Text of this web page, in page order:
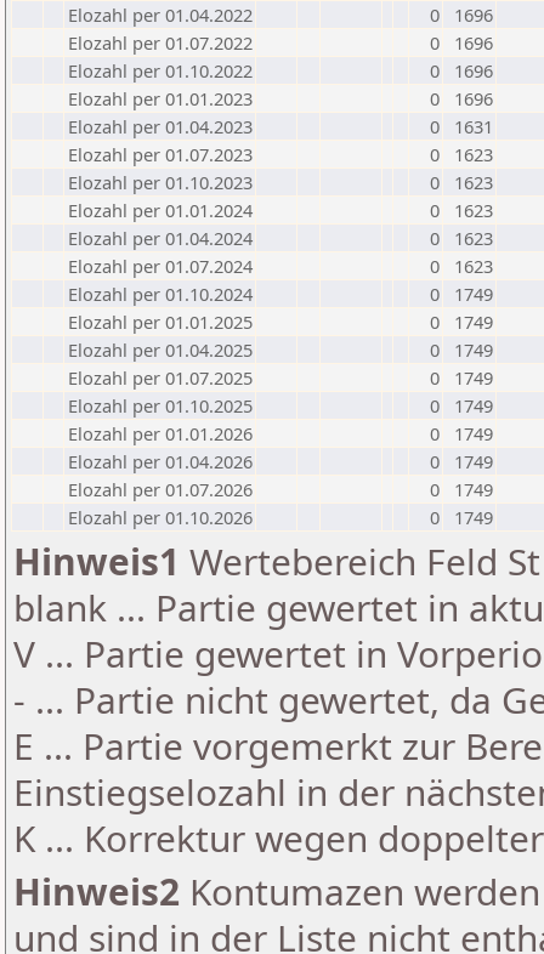
Elozahl per 01.04.2022
0
1696
Elozahl per 01.07.2022
0
1696
Elozahl per 01.10.2022
0
1696
Elozahl per 01.01.2023
0
1696
Elozahl per 01.04.2023
0
1631
Elozahl per 01.07.2023
0
1623
Elozahl per 01.10.2023
0
1623
Elozahl per 01.01.2024
0
1623
Elozahl per 01.04.2024
0
1623
Elozahl per 01.07.2024
0
1623
Elozahl per 01.10.2024
0
1749
Elozahl per 01.01.2025
0
1749
Elozahl per 01.04.2025
0
1749
Elozahl per 01.07.2025
0
1749
Elozahl per 01.10.2025
0
1749
Elozahl per 01.01.2026
0
1749
Elozahl per 01.04.2026
0
1749
Elozahl per 01.07.2026
0
1749
Elozahl per 01.10.2026
0 1749
Hinweis1 Wertebereich Feld
blank ... Partie gewertet in
V ... Partie gewertet in
- ... Partie nicht gewertet, da
E ... Partie vorgemerkt zur
Einstiegselozahl in der
K ... Korrektur wegen
Hinweis2 Kontumazen
und sind in der Liste nicht